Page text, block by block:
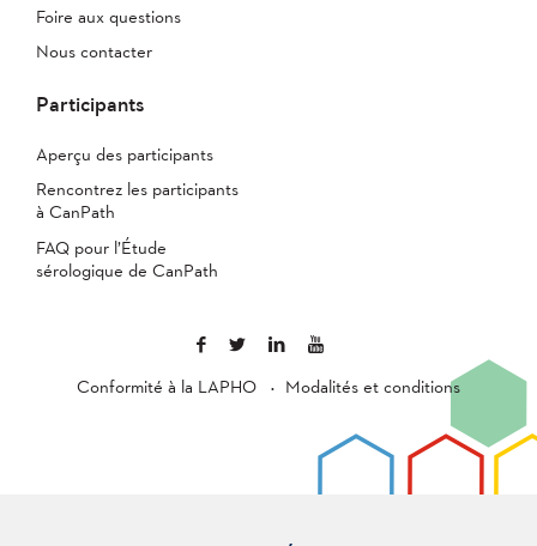
Foire aux questions
Nous contacter
Participants
Aperçu des participants
Rencontrez les participants
à CanPath
FAQ pour l’Étude
sérologique de CanPath
Conformité à la LAPHO Modalités et conditions